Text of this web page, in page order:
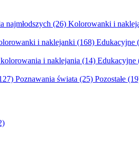
najmłodszych (26) Kolorowanki i
i naklejanki (168) Edukacyjne
i naklejania (14) Edukacyjne
Poznawania świata (25) Pozostałe